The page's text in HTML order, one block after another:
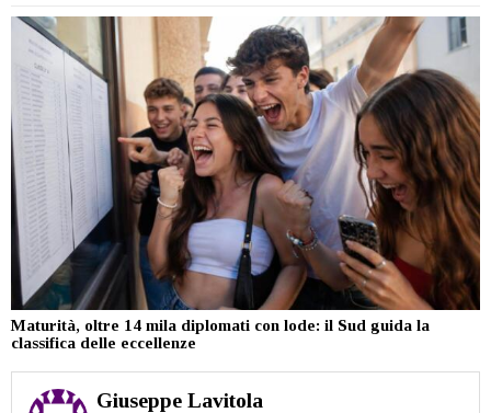
Maturità, oltre 14 mila diplomati con lode: il Sud guida la
classifica delle eccellenze
Giuseppe Lavitola